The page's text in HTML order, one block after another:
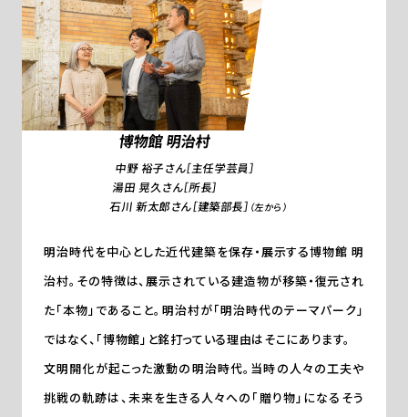
博物館 明治村
中野 裕子さん［主任学芸員］
湯田 晃久さん［所長］
石川 新太郎さん［建築部長］ （左から）
明治時代を中心とした近代建築を保存・展示する博物館 明
治村。その特徴は、展示されている建造物が移築・復元され
た「本物」であること。明治村が「明治時代のテーマパーク」
ではなく、「博物館」と銘打っている理由はそこにあります。
文明開化が起こった激動の明治時代。当時の人々の工夫や
挑戦の軌跡は、未来を生きる人々への「贈り物」になる――そう